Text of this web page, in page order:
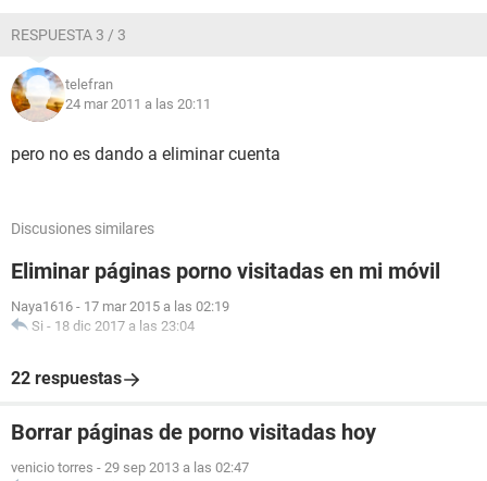
RESPUESTA 3 / 3
telefran
24 mar 2011 a las 20:11
pero no es dando a eliminar cuenta
Discusiones similares
Eliminar páginas porno visitadas en mi móvil
Naya1616 - 17 mar 2015 a las 02:19
Si - 18 dic 2017 a las 23:04
22 respuestas
Borrar páginas de porno visitadas hoy
venicio torres - 29 sep 2013 a las 02:47